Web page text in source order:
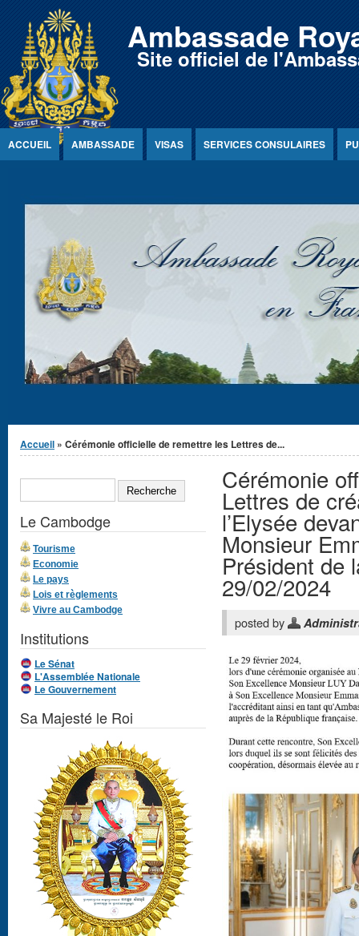
Jump to Content Ambassade
Site officiel de
ACCUEIL AMBASSADE VISAS SERVICES CONSULAIRES
Vous êtes ici
Accueil » Cérémonie officielle de remettre les Lettres de...
Cérémonie
Lettres de
l’Elysée
Monsieur
Président de
29/02/2024
posted by
Formulaire de
recherche
Le Cambodge
Tourisme
Economie
Le pays
Lois et règlements
Vivre au Cambodge
Institutions
Le Sénat
L'Assemblée Nationale
Le Gouvernement
Sa Majesté le Roi